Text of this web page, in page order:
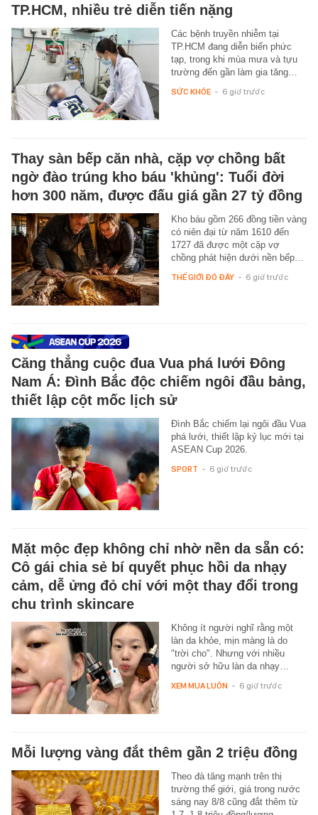
TP.HCM, nhiều trẻ diễn tiến nặng
Các bệnh truyền nhiễm tại
TP.HCM đang diễn biến phức
tạp, trong khi mùa mưa và tựu
trường đến gần làm gia tăng…
SỨC KHỎE - 6 giờ trước
Thay sàn bếp căn nhà, cặp vợ chồng bất
ngờ đào trúng kho báu 'khủng': Tuổi đời
hơn 300 năm, được đấu giá gần 27 tỷ đồng
Kho báu gồm 266 đồng tiền vàng
có niên đại từ năm 1610 đến
1727 đã được một cặp vợ
chồng phát hiện dưới nền bếp…
THẾ GIỚI ĐÓ ĐÂY - 6 giờ trước
Căng thẳng cuộc đua Vua phá lưới Đông
Nam Á: Đình Bắc độc chiếm ngôi đầu bảng,
thiết lập cột mốc lịch sử
Đình Bắc chiếm lại ngôi đầu Vua
phá lưới, thiết lập kỷ lục mới tại
ASEAN Cup 2026.
SPORT - 6 giờ trước
Mặt mộc đẹp không chỉ nhờ nền da sẵn có:
Cô gái chia sẻ bí quyết phục hồi da nhạy
cảm, dễ ửng đỏ chỉ với một thay đổi trong
chu trình skincare
Không ít người nghĩ rằng một
làn da khỏe, mịn màng là do
"trời cho". Nhưng với nhiều
người sở hữu làn da nhạy…
XEM MUA LUÔN - 6 giờ trước
Mỗi lượng vàng đắt thêm gần 2 triệu đồng
Theo đà tăng mạnh trên thị
trường thế giới, giá trong nước
sáng nay 8/8 cũng đắt thêm từ